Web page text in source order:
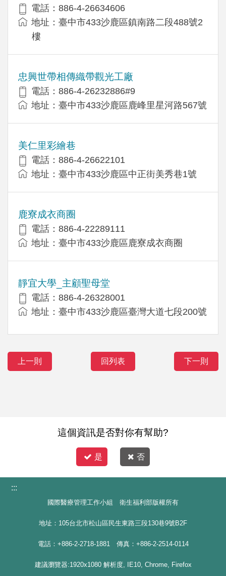
電話：886-4-26634606
地址：臺中市433沙鹿區鎮南路二段488號2
樓
忠興世帶相傳織帶觀光工廠
電話：886-4-26232886#9
地址：臺中市433沙鹿區鹿峰里星河路567號
美仁里彩繪巷
電話：886-4-26622101
地址：臺中市433沙鹿區中正街美秀巷1號
鹿寮成衣商圈
電話：886-4-22289111
地址：臺中市433沙鹿區鹿寮成衣商圈
靜宜大學_主顧聖母堂
電話：886-4-26328001
地址：臺中市433沙鹿區臺灣大道七段200號
上一則 回列表 下一則
這個資訊是否對你有幫助?
是 否
:::
國際醫療管理工作小組 衛生福利部版權所有
地址：105台北市松山區民生東路三段130巷9號B2F
電話：+886-2-2718-1881 傳真：+886-2-2514-0114
建議瀏覽器:1920x1080 解析度, IE10, Chrome, Firefox